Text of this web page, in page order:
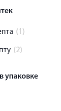
(1)
(2)
упаковке